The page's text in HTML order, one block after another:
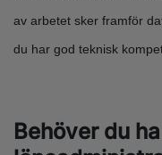
av arbetet sker framför
du har god teknisk
Behöver du